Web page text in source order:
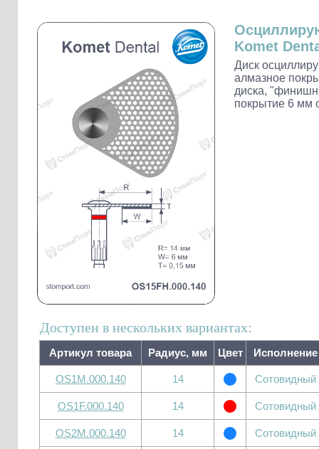
Наконечники и переходники KaVo
Komet
Диск
алмазное
диска,
покрытие 6 мм
Доступен в нескольких вариантах:
Артикул товара Радиус, мм Цвет Исполнение
OS1M.000.140 14 Сотовидный
OS1F.000.140 14 Сотовидный
OS2M.000.140 14 Сотовидный